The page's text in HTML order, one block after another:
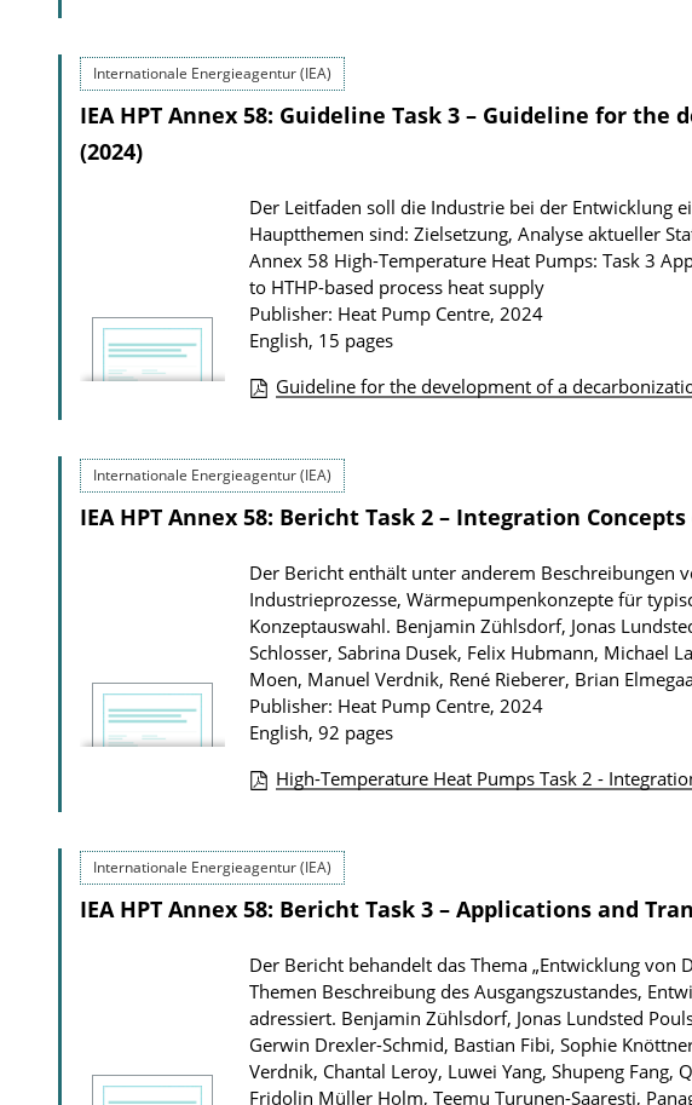
Internationale Energieagentur (IEA)
IEA HPT Annex 58: Guideline Task 3 – Guideline for
(2024)
Der Leitfaden soll die Industrie bei der Entwicklung
Hauptthemen sind: Zielsetzung, Analyse aktueller
Annex 58 High-Temperature Heat Pumps: Task 3
to HTHP-based process heat supply
Publisher: Heat Pump Centre, 2024
English, 15 pages
b
l
c
a
t
i
o
D
w
n
l
o
a
d
s
Guideline for the development of a
Internationale Energieagentur (IEA)
IEA HPT Annex 58: Bericht Task 2 – Integration Concepts
Der Bericht enthält unter anderem Beschreibungen
Industrieprozesse, Wärmepumpenkonzepte für
Konzeptauswahl. Benjamin Zühlsdorf, Jonas
Schlosser, Sabrina Dusek, Felix Hubmann, Michael
Moen, Manuel Verdnik, René Rieberer, Brian
Publisher: Heat Pump Centre, 2024
English, 92 pages
b
l
c
a
t
i
High-Temperature Heat Pumps Task 2 -
Internationale Energieagentur (IEA)
IEA HPT Annex 58: Bericht Task 3 – Applications and
Der Bericht behandelt das Thema „Entwicklung von
Themen Beschreibung des Ausgangszustandes,
adressiert. Benjamin Zühlsdorf, Jonas Lundsted
Gerwin Drexler-Schmid, Bastian Fibi, Sophie
Verdnik, Chantal Leroy, Luwei Yang, Shupeng
Fridolin Müller Holm, Teemu Turunen-Saaresti,